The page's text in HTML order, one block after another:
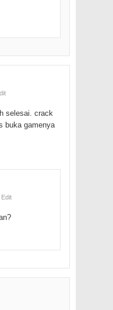
selesai. crack
buka gamenya
Edit